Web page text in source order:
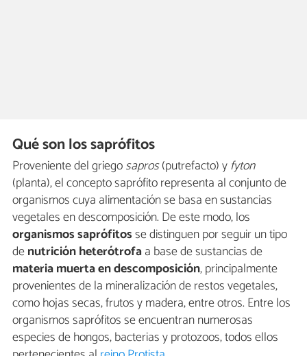
Qué son los saprófitos
Proveniente del griegosapros(putrefacto) yfyton
(planta), el concepto saprófito representa al conjunto de
organismos cuya alimentación se basa en sustancias
vegetales en descomposición. De este modo, los
organismos saprófitosse distinguen por seguir un tipo
denutrición heterótrofaa base de sustancias de
materia muerta en descomposición, principalmente
provenientes de la mineralización de restos vegetales,
como hojas secas, frutos y madera, entre otros. Entre los
organismos saprófitos se encuentran numerosas
especies de hongos, bacterias y protozoos, todos ellos